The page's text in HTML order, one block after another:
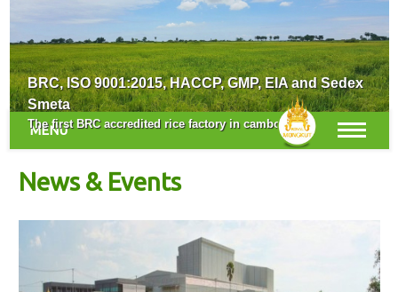
Survey for the New Crop Season
BRC, ISO 9001:2015, HACCP, GMP, EIA and Sedex
Smeta
The first BRC accredited rice factory in cambodia.
MENU
News & Events